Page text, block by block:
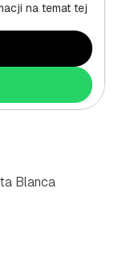
na temat tej
Blanca